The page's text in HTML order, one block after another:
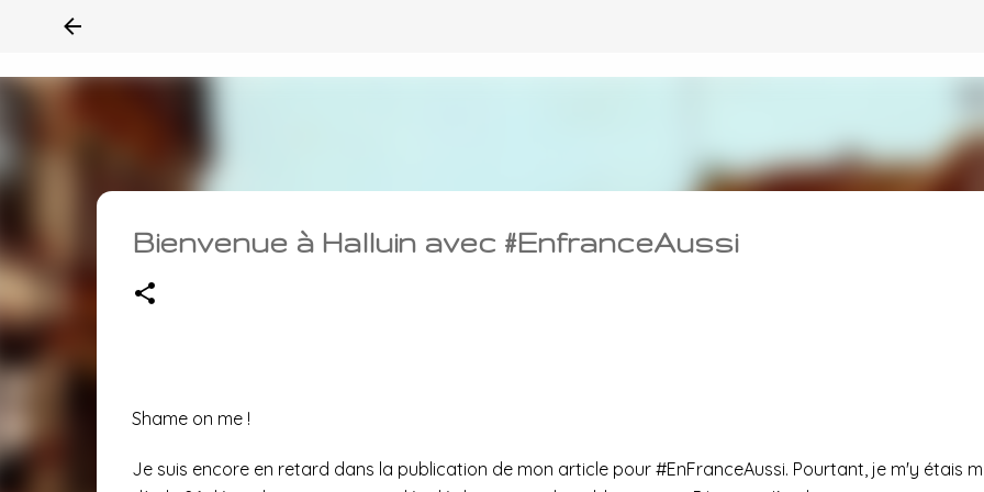
Bienvenue à Halluin avec #EnfranceAussi
Shame on me !
Je suis encore en retard dans la publication de mon article pour #EnFranceAussi. Pourtant, je m'y étais